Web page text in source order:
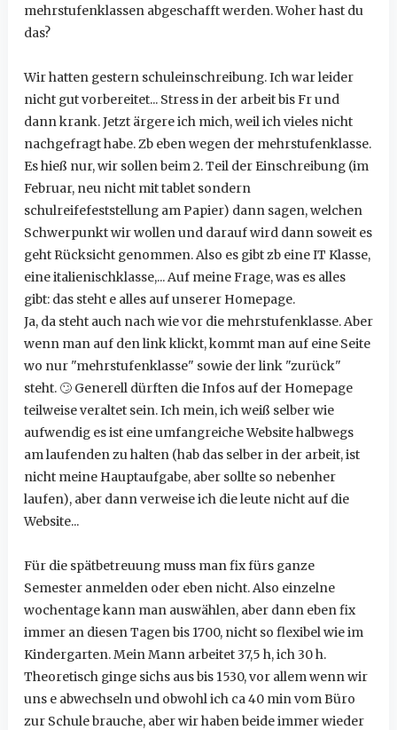
mehrstufenklassen abgeschafft werden. Woher hast du
das?
Wir hatten gestern schuleinschreibung. Ich war leider
nicht gut vorbereitet... Stress in der arbeit bis Fr und
dann krank. Jetzt ärgere ich mich, weil ich vieles nicht
nachgefragt habe. Zb eben wegen der mehrstufenklasse.
Es hieß nur, wir sollen beim 2. Teil der Einschreibung (im
Februar, neu nicht mit tablet sondern
schulreifefeststellung am Papier) dann sagen, welchen
Schwerpunkt wir wollen und darauf wird dann soweit es
geht Rücksicht genommen. Also es gibt zb eine IT Klasse,
eine italienischklasse,... Auf meine Frage, was es alles
gibt: das steht e alles auf unserer Homepage.
Ja, da steht auch nach wie vor die mehrstufenklasse. Aber
wenn man auf den link klickt, kommt man auf eine Seite
wo nur "mehrstufenklasse" sowie der link "zurück"
steht.🙄Generell dürften die Infos auf der Homepage
teilweise veraltet sein. Ich mein, ich weiß selber wie
aufwendig es ist eine umfangreiche Website halbwegs
am laufenden zu halten (hab das selber in der arbeit, ist
nicht meine Hauptaufgabe, aber sollte so nebenher
laufen), aber dann verweise ich die leute nicht auf die
Website...
Für die spätbetreuung muss man fix fürs ganze
Semester anmelden oder eben nicht. Also einzelne
wochentage kann man auswählen, aber dann eben fix
immer an diesen Tagen bis 1700, nicht so flexibel wie im
Kindergarten. Mein Mann arbeitet 37,5 h, ich 30 h.
Theoretisch ginge sichs aus bis 1530, vor allem wenn wir
uns e abwechseln und obwohl ich ca 40 min vom Büro
zur Schule brauche, aber wir haben beide immer wieder